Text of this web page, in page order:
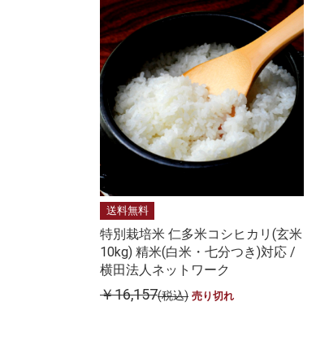
送料無料
特別栽培米 仁多米コシヒカリ(玄米
10kg) 精米(白米・七分つき)対応 /
横田法人ネットワーク
￥16,157(税込) 売り切れ